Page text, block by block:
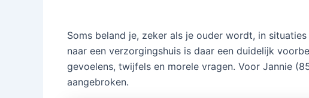
Soms beland je, zeker als je ouder wordt, in
naar een verzorgingshuis is daar een duidelijk
gevoelens, twijfels en morele vragen. Voor Jannie
aangebroken.